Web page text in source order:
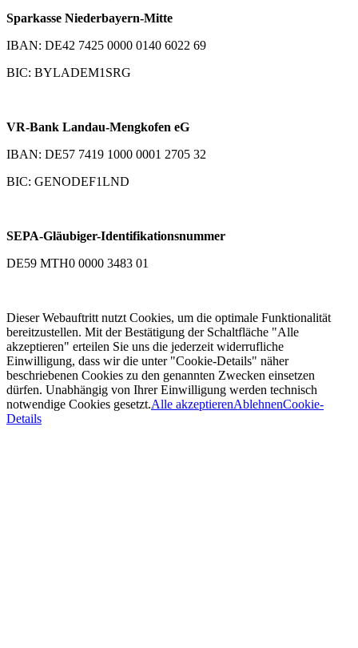
Sparkasse Niederbayern-Mitte
IBAN: DE42 7425 0000 0140 6022 69
BIC: BYLADEM1SRG
VR-Bank Landau-Mengkofen eG
IBAN: DE57 7419 1000 0001 2705 32
BIC: GENODEF1LND
SEPA-Gläubiger-Identifikationsnummer
DE59 MTH0 0000 3483 01
Dieser Webauftritt nutzt Cookies, um die optimale Funktionalität
bereitzustellen. Mit der Bestätigung der Schaltfläche "Alle
akzeptieren" erteilen Sie uns die jederzeit widerrufliche
Einwilligung, dass wir die unter "Cookie-Details" näher
beschriebenen Cookies zu den genannten Zwecken einsetzen
dürfen. Unabhängig von Ihrer Einwilligung werden technisch
notwendige Cookies gesetzt.Alle akzeptierenAblehnenCookie-
Details